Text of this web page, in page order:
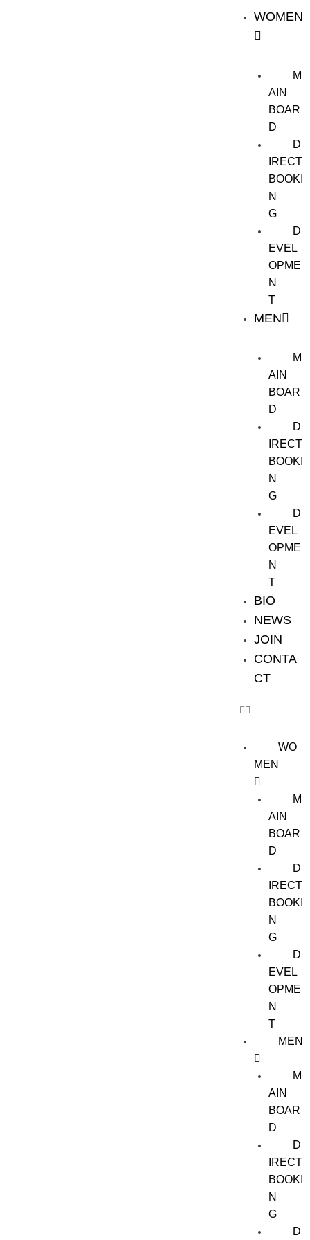
WOMEN
M
AIN
BOAR
D
D
IRECT
BOOKI
N
G
D
EVEL
OPME
N
T
MEN
M
AIN
BOAR
D
D
IRECT
BOOKI
N
G
D
EVEL
OPME
N
T
BIO
NEWS
JOIN
CONTA
CT
WO
MEN
M
AIN
BOAR
D
D
IRECT
BOOKI
N
G
D
EVEL
OPME
N
T
MEN
M
AIN
BOAR
D
D
IRECT
BOOKI
N
G
D